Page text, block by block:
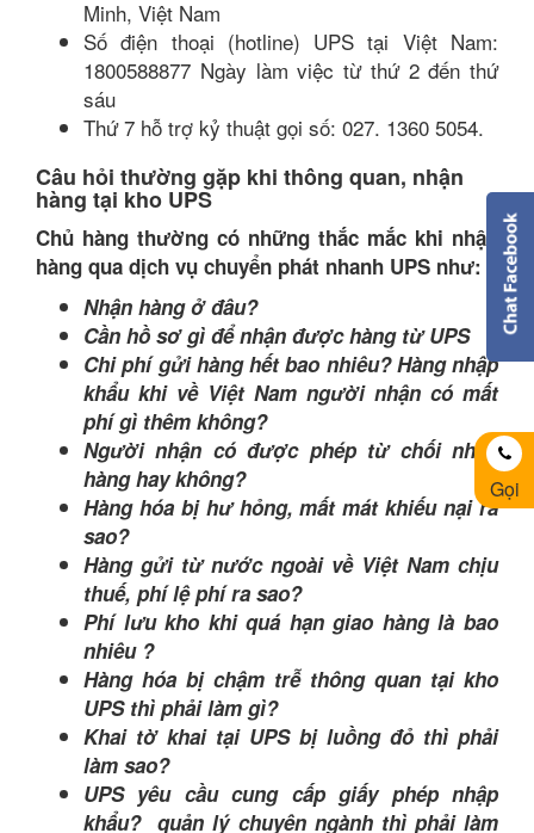
Minh, Việt Nam
Số điện thoại (hotline) UPS tại Việt Nam:
1800588877 Ngày làm việc từ thứ 2 đến thứ
sáu
Thứ 7 hỗ trợ kỷ thuật gọi số: 027. 1360 5054.
Câu hỏi thường gặp khi thông quan, nhận
hàng tại kho UPS
Chủ hàng thường có những thắc mắc khi nhận
hàng qua dịch vụ chuyển phát nhanh UPS như:
Nhận hàng ở đâu?
Cần hồ sơ gì để nhận được hàng từ UPS
Chi phí gửi hàng hết bao nhiêu? Hàng nhập
khẩu khi về Việt Nam người nhận có mất
phí gì thêm không?
Người nhận có được phép từ chối nhận
hàng hay không?
Hàng hóa bị hư hỏng, mất mát khiếu nại ra
sao?
Hàng gửi từ nước ngoài về Việt Nam chịu
thuế, phí lệ phí ra sao?
Phí lưu kho khi quá hạn giao hàng là bao
nhiêu ?
Hàng hóa bị chậm trễ thông quan tại kho
UPS thì phải làm gì?
Khai tờ khai tại UPS bị luồng đỏ thì phải
làm sao?
UPS yêu cầu cung cấp giấy phép nhập
khẩu? quản lý chuyên ngành thì phải làm
Gọi